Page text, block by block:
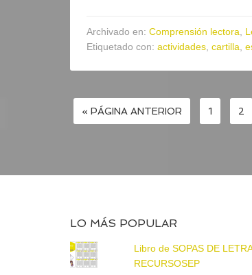
Archivado en: Comprensión lectora
Etiquetado con: actividades cartilla
« PÁGINA ANTERIOR 1 2
LO MÁS POPULAR
Libro de SOPAS DE
RECURSOSEP